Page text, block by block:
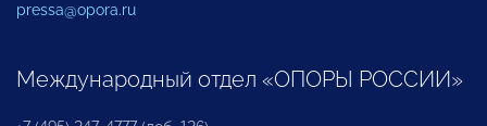
pressa@opora.ru
Международный отдел «ОПОРЫ РОССИИ»